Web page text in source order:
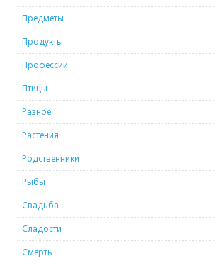
Предметы
Продукты
Профессии
Птицы
Разное
Растения
Родственники
Рыбы
Свадьба
Сладости
Смерть